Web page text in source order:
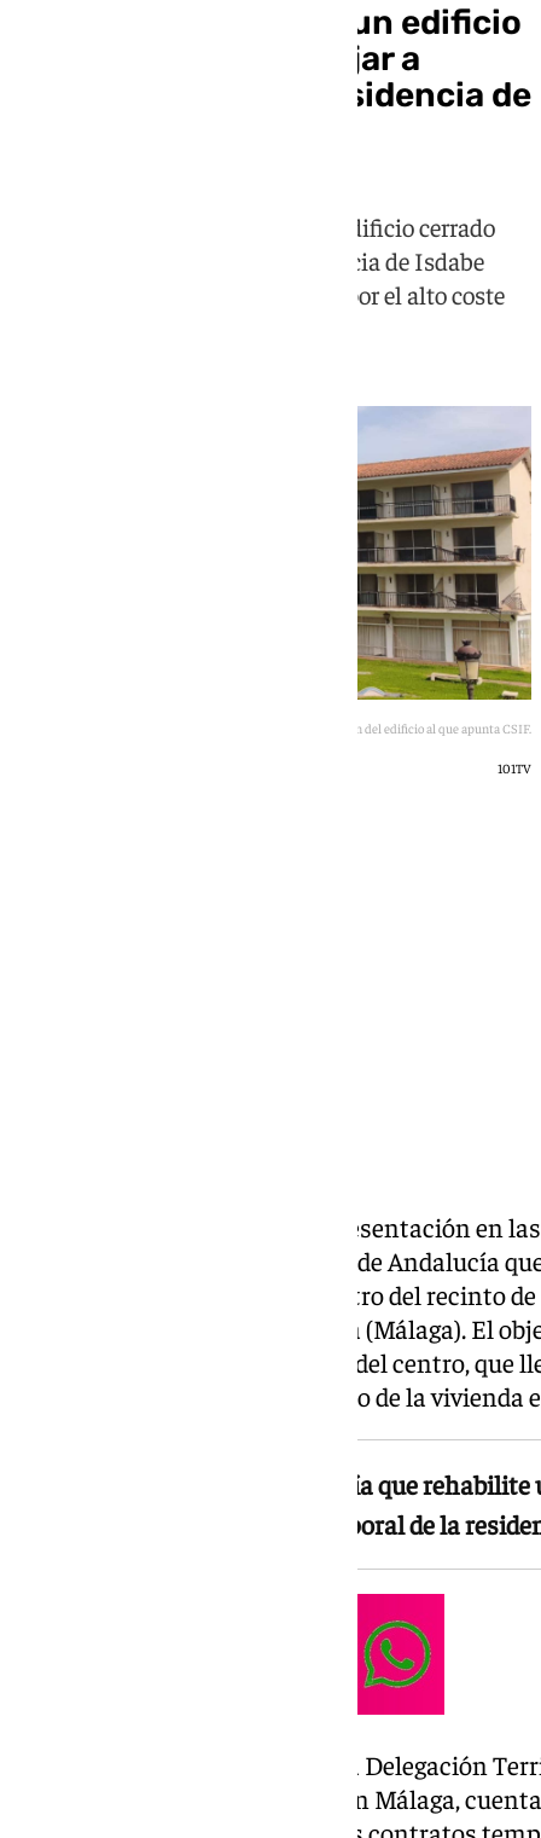
CSIF pide rehabilitar un edificio
abandonado para alojar a
trabajadores de la residencia de
El sindicato pide reconvertir un edificio cerrado
desde hace 20 años en la Residencia de Isdabe
para resolver la falta de personal por el alto coste
Imagen del edificio al que apunta CSIF.
101TV
CSIF, el sindicato con más representación en
exigido formalmente a la Junta de Andalucía
como «los anexos», situado dentro del recinto
Mayores de Isdabe, en Estepona (Málaga). El
temporal para los trabajadores del centro, que
puestos por la escasez y el precio de la vivienda
CSIF pide a la Junta de Andalucía que
para alojar allí al personal temporal de la
La residencia, que depende de la Delegación
Juventud, Familias e Igualdad en Málaga,